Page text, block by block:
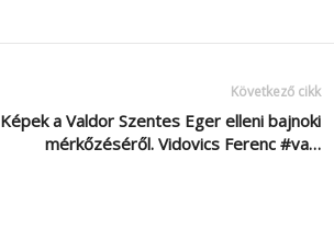
Következő cikk
Képek a Valdor Szentes Eger elleni bajnoki
mérkőzéséről. Vidovics Ferenc #va…